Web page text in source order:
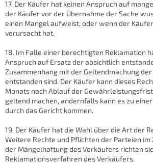
17. Der Käufer hat keinen Anspruch auf
der Käufer vor der Übernahme der Sache
einen Mangel aufweist, oder wenn der
verursacht hat.
18. Im Falle einer berechtigten Reklamation
Anspruch auf Ersatz der absichtlich
Zusammenhang mit der Geltendmachung
entstanden sind. Der Käufer kann dieses
Monats nach Ablauf der
geltend machen, andernfalls kann es zu
durch das Gericht kommen.
19. Der Käufer hat die Wahl über die Art der
Weitere Rechte und Pflichten der Parteien
der Mängelhaftung des Verkäufers richten
Reklamationsverfahren des Verkäufers.